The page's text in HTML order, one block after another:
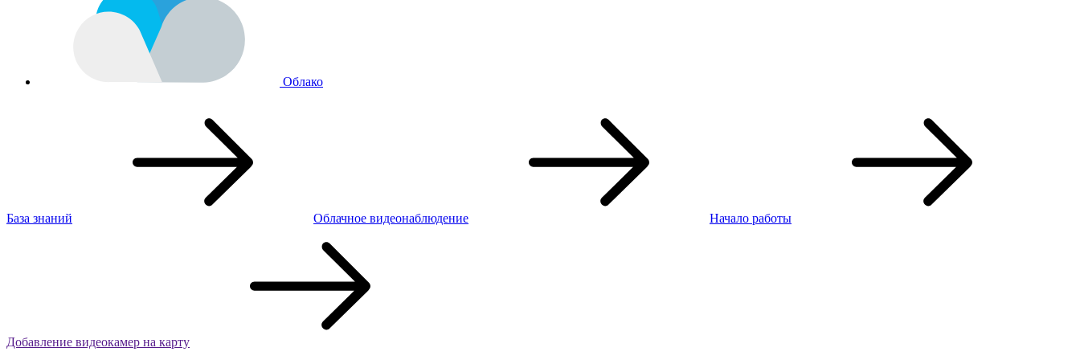
Облако
База знаний Облачное видеонаблюдение Начало работы
Добавление видеокамер на карту